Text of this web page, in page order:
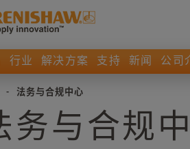
行业 解决方案 支持 新闻 公司
- 法务与合规中心
务与合规